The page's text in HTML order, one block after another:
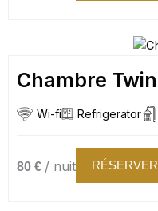
Chambre Twin
Wi-fi Refrigerator
80 € / nuit RÉSERVER